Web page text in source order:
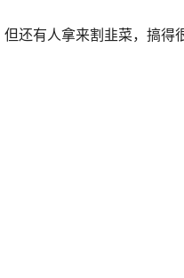
还有人拿来割韭菜，搞得